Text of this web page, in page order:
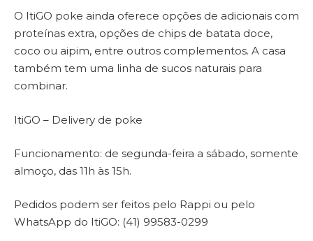
O ItiGO poke ainda oferece opções de adicionais com
proteínas extra, opções de chips de batata doce,
coco ou aipim, entre outros complementos. A casa
também tem uma linha de sucos naturais para
combinar.
ItiGO – Delivery de poke
Funcionamento: de segunda-feira a sábado, somente
almoço, das 11h às 15h.
Pedidos podem ser feitos pelo Rappi ou pelo
WhatsApp do ItiGO: (41) 99583-0299